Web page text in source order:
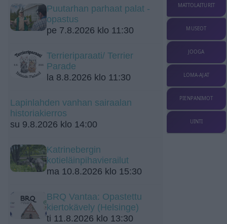
Puutarhan parhaat palat -
opastus
pe 7.8.2026 klo 11:30
Terrieriparaati/ Terrier
Parade
la 8.8.2026 klo 11:30
Lapinlahden vanhan sairaalan
historiakierros
su 9.8.2026 klo 14:00
Katrinebergin
kotieläinpihavierailut
ma 10.8.2026 klo 15:30
BRQ Vantaa: Opastettu
kiertokävely (Helsinge)
ti 11.8.2026 klo 13:30
MATTOLAITURIT
MUSEOT
JOOGA
LOMA-AJAT
PIENPANIMOT
UINTI